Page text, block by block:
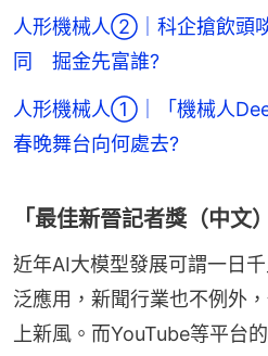
人形機械人②｜科企搶飲頭
同 掘金先富誰?
人形機械人①｜「機械人
春晚舞台向何處去?
「最佳新晉記者獎（中文
近年AI大模型發展可謂一日
泛應用，新聞行業也不例外
上新風。而YouTube等平台